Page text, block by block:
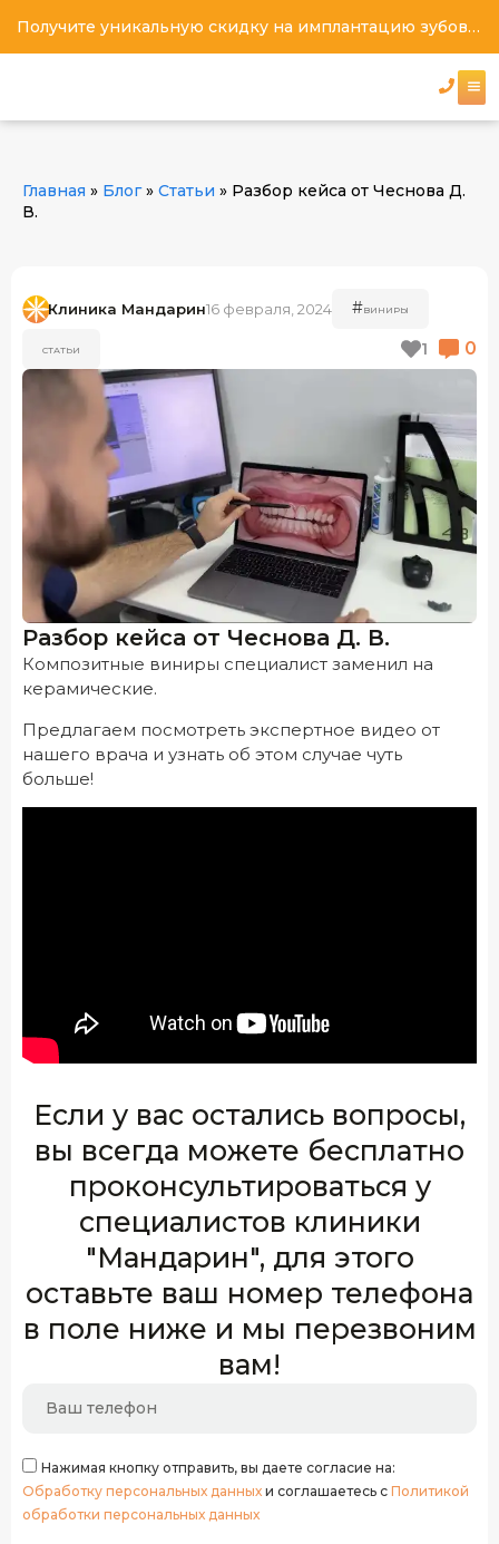
Получите уникальную скидку на имплантацию зубов под ключ
Главная » Блог» Статьи » Разбор кейса от Чеснова Д.
В.
Клиника Мандарин16 февраля, 2024 #ВИНИРЫ
СТАТЬИ 1 0
Разбор кейса от Чеснова Д. В.
Композитные виниры специалист заменил на
керамические.
Предлагаем посмотреть экспертное видео от
нашего врача и узнать об этом случае чуть
больше!
Если у вас остались вопросы,
вы всегда можете бесплатно
проконсультироваться у
специалистов клиники
"Мандарин", для этого
оставьте ваш номер телефона
в поле ниже и мы перезвоним
вам!
Нажимая кнопку отправить, вы даете согласие на:
Обработку персональных данных и соглашаетесь с Политикой
обработки персональных данных